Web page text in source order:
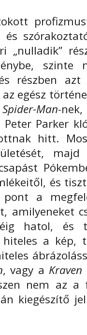
és
„nulladik”
részben
egész
Man-nek,
Parker
hitt.
és
pont a
amilyeneket
hatol, és
hiteles a
, vagy a
nem az a
kiegészítő